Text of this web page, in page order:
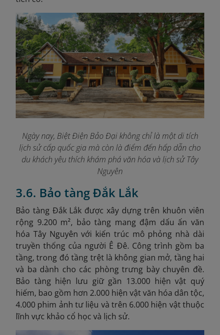
Ngày nay, Biệt Điện Bảo Đại không chỉ là một di tích
lịch sử cấp quốc gia mà còn là điểm đến hấp dẫn cho
du khách yêu thích khám phá văn hóa và lịch sử Tây
Nguyên
3.6. Bảo tàng Đắk Lắk
Bảo tàng Đắk Lắk được xây dựng trên khuôn viên
rộng 9.200 m², bảo tàng mang đậm dấu ấn văn
hóa Tây Nguyên với kiến trúc mô phỏng nhà dài
truyền thống của người Ê Đê. Công trình gồm ba
tầng, trong đó tầng trệt là không gian mở, tầng hai
và ba dành cho các phòng trưng bày chuyên đề.
Bảo tàng hiện lưu giữ gần 13.000 hiện vật quý
hiếm, bao gồm hơn 2.000 hiện vật văn hóa dân tộc,
4.000 phim ảnh tư liệu và trên 6.000 hiện vật thuộc
lĩnh vực khảo cổ học và lịch sử.